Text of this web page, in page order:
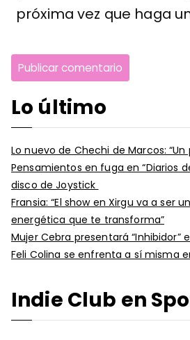
próxima vez que haga
Lo último
Lo nuevo de Chechi de Marcos:
Pensamientos en fuga en “Diarios
disco de Joystick
Fransia: “El show en Xirgu va a ser
energética que te transforma”
Mujer Cebra presentará “Inhibidor”
Feli Colina se enfrenta a sí misma
Indie Club en